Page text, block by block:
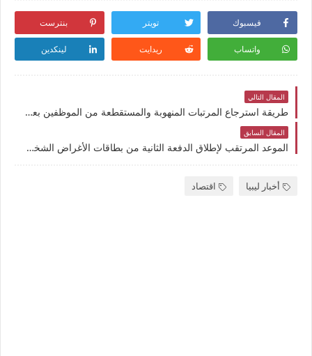
فيسبوك تويتر بنترست
واتساب ريدايت لينكدين
المقال التالي
طريقة استرجاع المرتبات المنهوبة والمستقطعة من الموظفين بعد اكتشاف سرقة جزء من المرتب بعد التسجيل في تطبيق راتبي لحظي
المقال السابق
الموعد المرتقب لإطلاق الدفعة الثانية من بطاقات الأغراض الشخصية 2025 في ليبيا.. تفاصيل وشروط الاستفادة
أخبار ليبيا اقتصاد